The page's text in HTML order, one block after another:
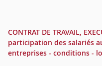
CONTRAT DE TRAVAIL,
participation des salariés
entreprises - conditions -